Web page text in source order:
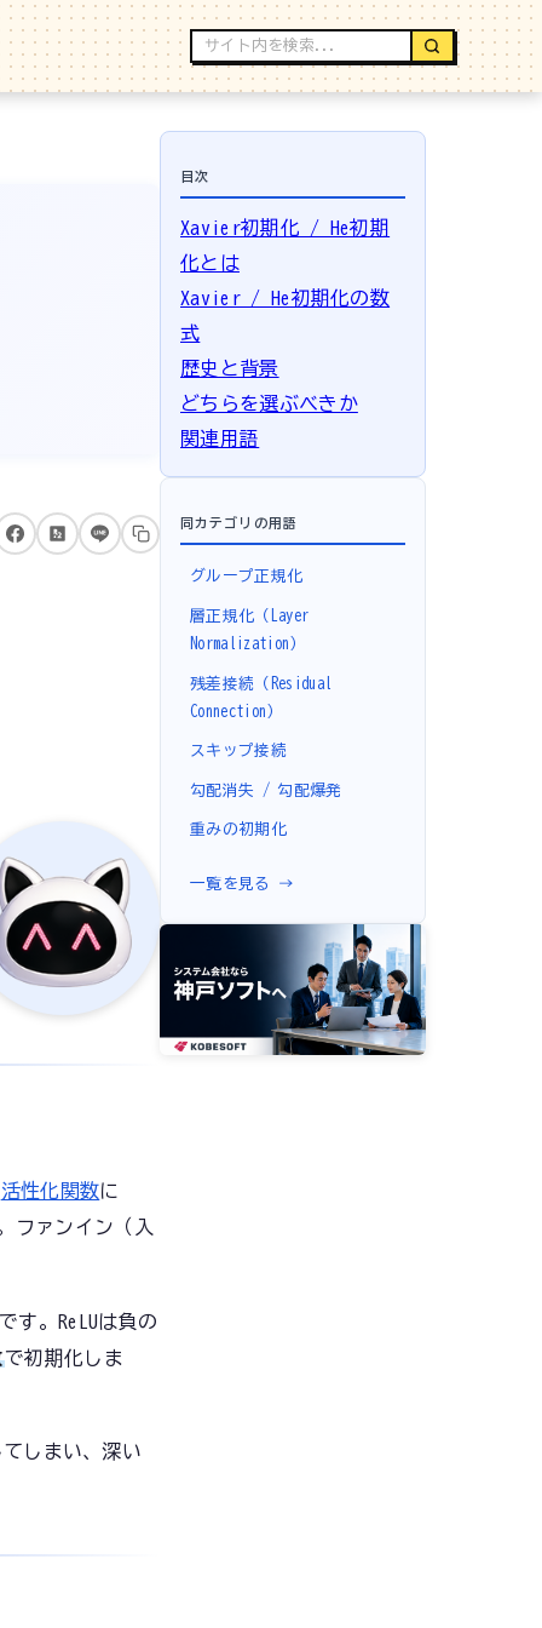
活性化関数に
ファンイン（入
す。ReLUは負の
で初期化しま
てしまい、深い
目次
Xavier初期化 / He初期
化とは
Xavier / He初期化の数
式
歴史と背景
どちらを選ぶべきか
関連用語
同カテゴリの用語
グループ正規化
層正規化（Layer
Normalization）
残差接続（Residual
Connection）
スキップ接続
勾配消失 / 勾配爆発
重みの初期化
一覧を見る →